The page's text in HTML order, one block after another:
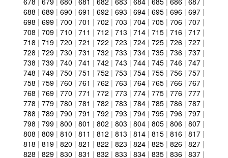
688 | 689 | 690 | 691 | 692 | 693 | 694 | 695 | 696 | 697 |
698 | 699 | 700 | 701 | 702 | 703 | 704 | 705 | 706 | 707 |
708 | 709 | 710 | 711 | 712 | 713 | 714 | 715 | 716 | 717 |
718 | 719 | 720 | 721 | 722 | 723 | 724 | 725 | 726 | 727 |
728 | 729 | 730 | 731 | 732 | 733 | 734 | 735 | 736 | 737 |
738 | 739 | 740 | 741 | 742 | 743 | 744 | 745 | 746 | 747 |
748 | 749 | 750 | 751 | 752 | 753 | 754 | 755 | 756 | 757 |
758 | 759 | 760 | 761 | 762 | 763 | 764 | 765 | 766 | 767 |
768 | 769 | 770 | 771 | 772 | 773 | 774 | 775 | 776 | 777 |
778 | 779 | 780 | 781 | 782 | 783 | 784 | 785 | 786 | 787 |
788 | 789 | 790 | 791 | 792 | 793 | 794 | 795 | 796 | 797 |
798 | 799 | 800 | 801 | 802 | 803 | 804 | 805 | 806 | 807 |
808 | 809 | 810 | 811 | 812 | 813 | 814 | 815 | 816 | 817 |
818 | 819 | 820 | 821 | 822 | 823 | 824 | 825 | 826 | 827 |
828 | 829 | 830 | 831 | 832 | 833 | 834 | 835 | 836 | 837 |